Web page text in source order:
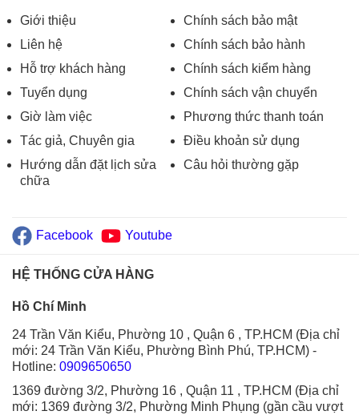
Giới thiệu
Liên hệ
Hỗ trợ khách hàng
Tuyển dụng
Giờ làm việc
Tác giả, Chuyên gia
Hướng dẫn đặt lịch sửa
chữa
Chính sách bảo mật
Chính sách bảo hành
Chính sách kiểm hàng
Chính sách vận chuyển
Phương thức thanh toán
Điều khoản sử dụng
Câu hỏi thường gặp
Facebook Youtube
HỆ THỐNG CỬA HÀNG
Hồ Chí Minh
24 Trần Văn Kiểu, Phường 10 , Quận 6 , TP.HCM (Địa chỉ
mới: 24 Trần Văn Kiểu, Phường Bình Phú, TP.HCM) -
Hotline: 0909650650
1369 đường 3/2, Phường 16 , Quận 11 , TP.HCM (Địa chỉ
mới: 1369 đường 3/2, Phường Minh Phụng (gần cầu vượt